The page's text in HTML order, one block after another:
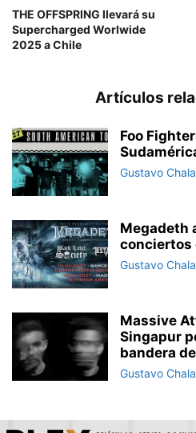
THE OFFSPRING llevará su
Supercharged Worlwide
2025 a Chile
Artículos
Foo
Gustavo
Megadeth
conciertos
Gustavo
Massive
Singapur
bandera
Gustavo